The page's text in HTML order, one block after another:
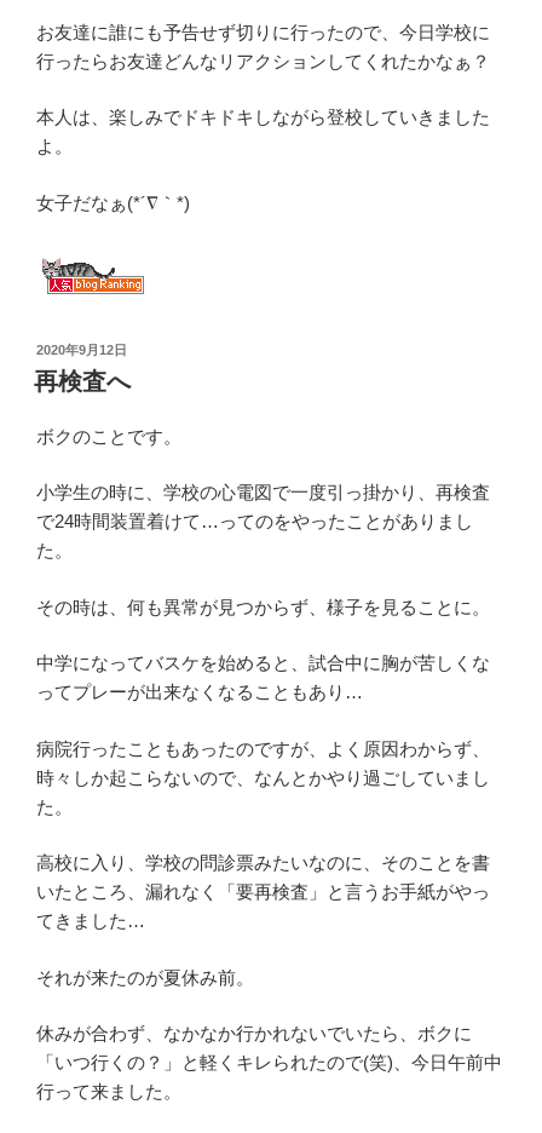
お友達に誰にも予告せず切りに行ったので、今日学校に
行ったらお友達どんなリアクションしてくれたかなぁ？
本人は、楽しみでドキドキしながら登校していきました
よ。
女子だなぁ(*´∇｀*)
投
稿
日:
2020年9月12日
再検査へ
ボクのことです。
小学生の時に、学校の心電図で一度引っ掛かり、再検査
で24時間装置着けて…ってのをやったことがありまし
た。
その時は、何も異常が見つからず、様子を見ることに。
中学になってバスケを始めると、試合中に胸が苦しくな
ってプレーが出来なくなることもあり…
病院行ったこともあったのですが、よく原因わからず、
時々しか起こらないので、なんとかやり過ごしていまし
た。
高校に入り、学校の問診票みたいなのに、そのことを書
いたところ、漏れなく「要再検査」と言うお手紙がやっ
てきました…
それが来たのが夏休み前。
休みが合わず、なかなか行かれないでいたら、ボクに
「いつ行くの？」と軽くキレられたので(笑)、今日午前中
行って来ました。